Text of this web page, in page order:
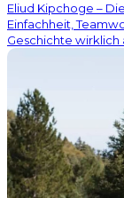
Eliud Kipchoge –
Einfachheit,
Geschichte wirklich